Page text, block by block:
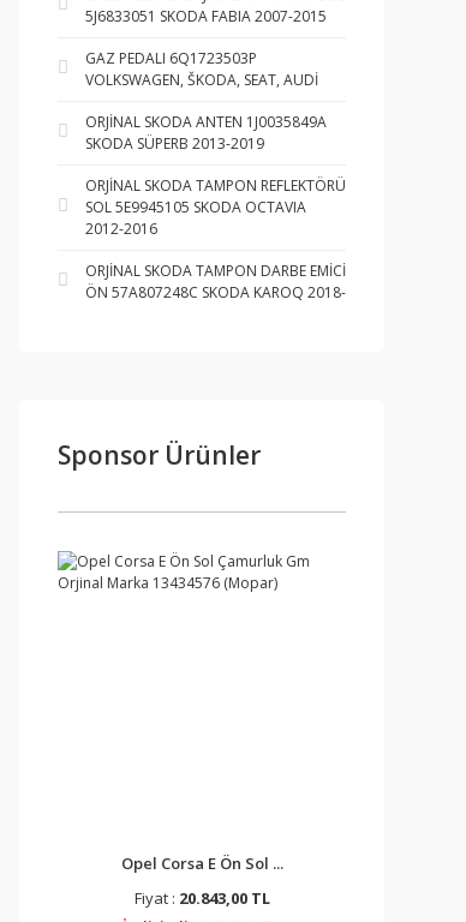
5J6833051 SKODA FABIA 2007-2015
GAZ PEDALI 6Q1723503P
VOLKSWAGEN, ŠKODA, SEAT, AUDİ
ORJİNAL SKODA ANTEN 1J0035849A
SKODA SÜPERB 2013-2019
ORJİNAL SKODA TAMPON REFLEKTÖRÜ
SOL 5E9945105 SKODA OCTAVIA
2012-2016
ORJİNAL SKODA TAMPON DARBE EMİCİ
ÖN 57A807248C SKODA KAROQ 2018-
Sponsor Ürünler
Opel Corsa E Ön Sol ...
Fiyat : 20.843,00 TL